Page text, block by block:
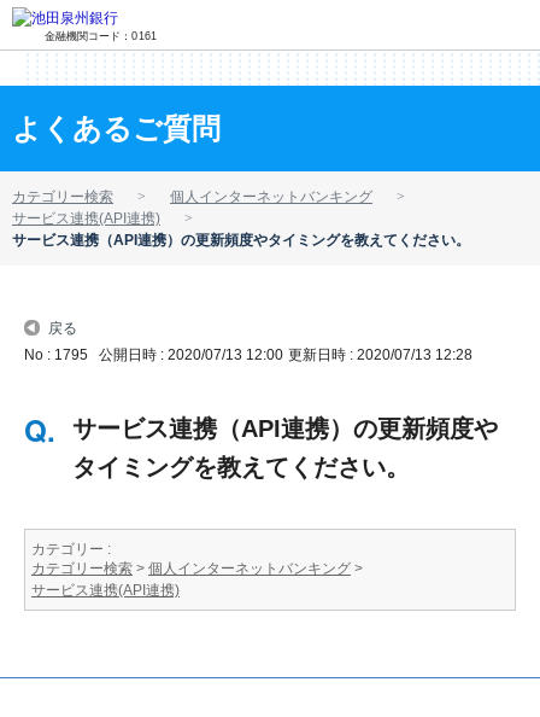
金融機関コード：0161
よくあるご質問
カテゴリー検索
個人インターネットバンキング
サービス連携(API連携)
サービス連携（API連携）の更新頻度やタイミングを教えてください。
戻る
No : 1795 公開日時 : 2020/07/13 12:00 更新日時 : 2020/07/13 12:28
サービス連携（API連携）の更新頻度や
タイミングを教えてください。
カテゴリー :
カテゴリー検索 > 個人インターネットバンキング >
サービス連携(API連携)